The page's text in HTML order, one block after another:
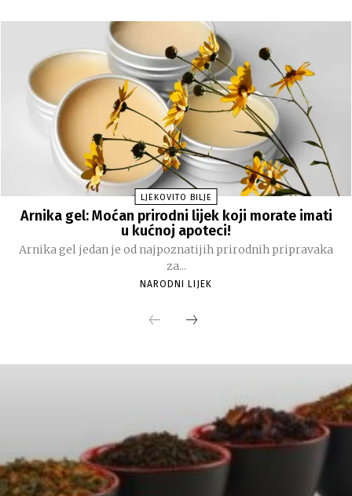
LJEKOVITO BILJE
Arnika gel: Moćan prirodni lijek koji morate imati
u kućnoj apoteci!
Arnika gel jedan je od najpoznatijih prirodnih pripravaka
za...
NARODNI LIJEK